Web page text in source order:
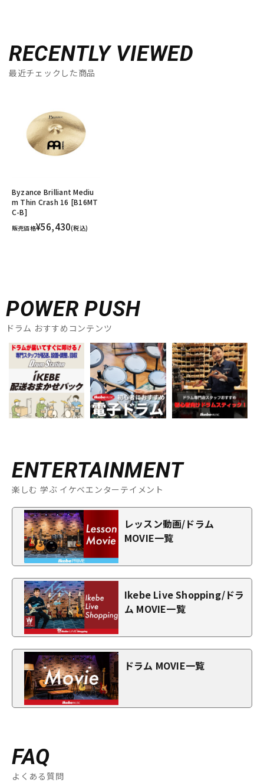
RECENTLY VIEWED
最近チェックした商品
Byzance Brilliant Mediu
m Thin Crash 16 [B16MT
C-B]
販売価格¥56,430(税込)
POWER PUSH
ドラム おすすめコンテンツ
ENTERTAINMENT
楽しむ 学ぶ イケベエンターテイメント
レッスン動画/ドラム
MOVIE一覧
Ikebe Live Shopping/ドラ
ム MOVIE一覧
ドラム MOVIE一覧
FAQ
よくある質問